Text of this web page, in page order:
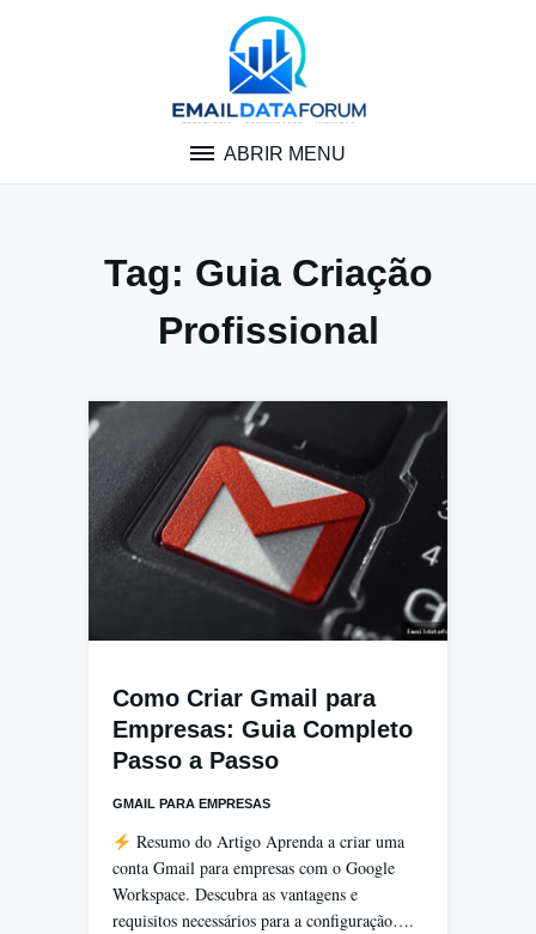
ABRIR MENU
Tag: Guia Criação
Profissional
Como Criar Gmail para
Empresas: Guia Completo
Passo a Passo
GMAIL PARA EMPRESAS
Resumo do Artigo Aprenda a criar uma
conta Gmail para empresas com o Google
Workspace. Descubra as vantagens e
requisitos necessários para a configuração….